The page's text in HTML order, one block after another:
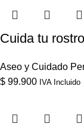
Cuida tu rostro
Aseo y Cuidado
$ 99.900 IVA Incluido